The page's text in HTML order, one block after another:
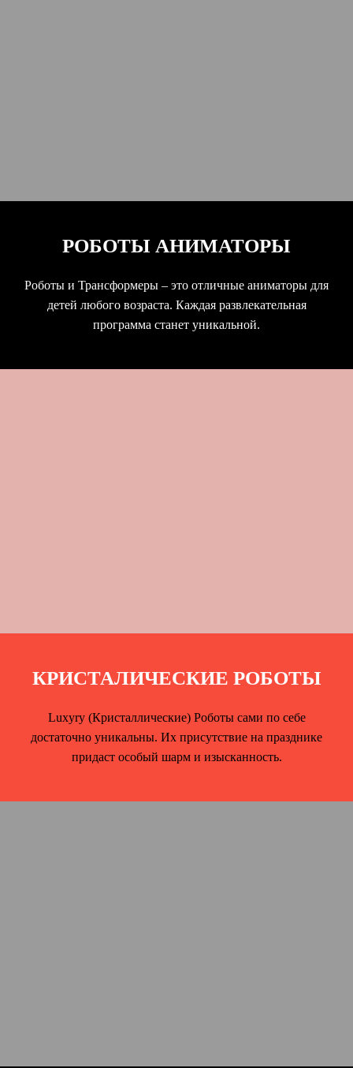
РОБОТЫ АНИМАТОРЫ
Роботы и Трансформеры – это отличные аниматоры для
детей любого возраста. Каждая развлекательная
программа станет уникальной.
КРИСТАЛИЧЕСКИЕ РОБОТЫ
Luxyry (Кристаллические) Роботы сами по себе
достаточно уникальны. Их присутствие на празднике
придаст особый шарм и изысканность.